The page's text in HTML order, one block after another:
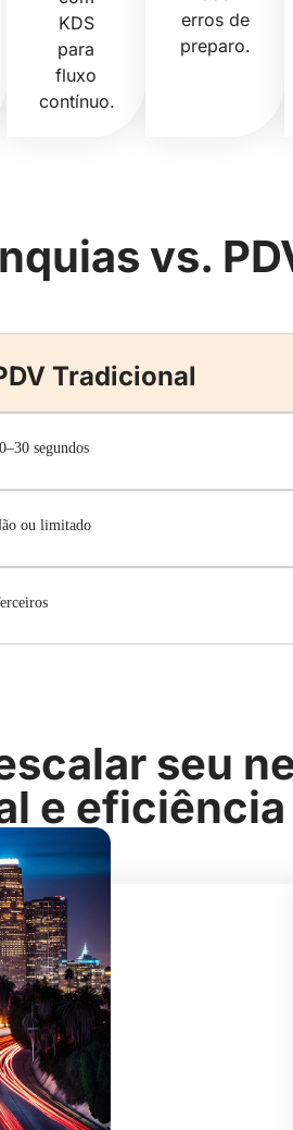
KDS
para
fluxo
contínuo.
erros de
preparo.
vs.
Tradicional
segundos
ou limitado
seu
e